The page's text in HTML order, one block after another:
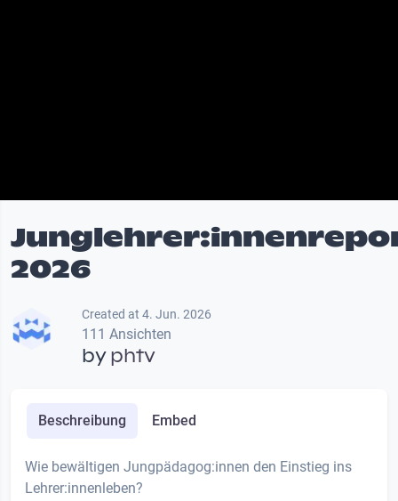
2026
Created at 4. Jun. 2026
111 Ansichten
byphtv
Beschreibung Embed
Wie bewältigen Jungpädagog:innen den Einstieg ins
Lehrer:innenleben?